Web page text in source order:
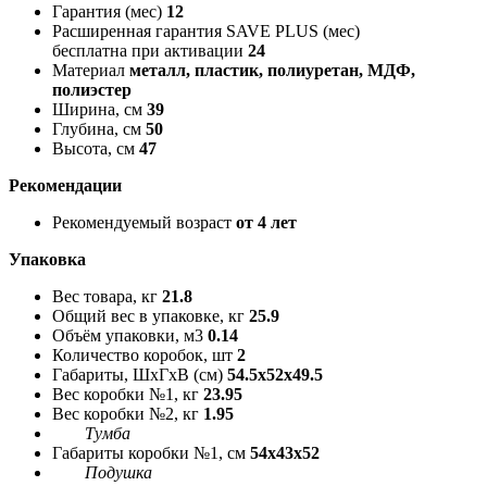
Гарантия (мес) 12
Расширенная гарантия SAVE PLUS (мес)
бесплатна при активации 24
Материал металл, пластик, полиуретан, МДФ,
полиэстер
Ширина, см 39
Глубина, см 50
Высота, см 47
Рекомендации
Рекомендуемый возраст от 4 лет
Упаковка
Вес товара, кг 21.8
Общий вес в упаковке, кг 25.9
Объём упаковки, м3 0.14
Количество коробок, шт 2
Габариты, ШxГxВ (см) 54.5x52x49.5
Вес коробки №1, кг 23.95
Вес коробки №2, кг 1.95
Тумба
Габариты коробки №1, см 54x43x52
Подушка